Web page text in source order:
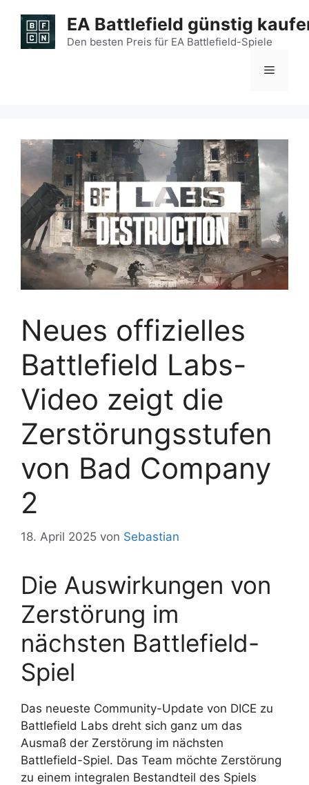
Inhalt
springen
EA Battlefield günstig
Den besten Preis für EA Battlefield-Spiele
Menü
Neues offizielles
Battlefield Labs-
Video zeigt die
Zerstörungsstufen
von Bad Company
2
18. April 2025 von Sebastian
Die Auswirkungen von
Zerstörung im
nächsten Battlefield-
Spiel
Das neueste Community-Update von DICE zu
Battlefield Labs dreht sich ganz um das
Ausmaß der Zerstörung im nächsten
Battlefield-Spiel. Das Team möchte Zerstörung
zu einem integralen Bestandteil des Spiels